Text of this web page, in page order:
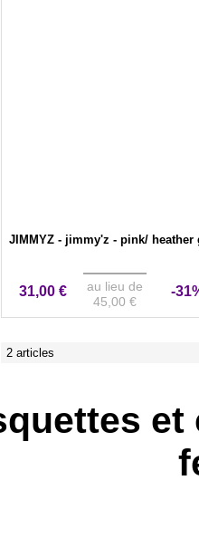
JIMMYZ - jimmy'z - pink/ heather
31,00 €
au lieu de
45,00 €
-
2 articles
et